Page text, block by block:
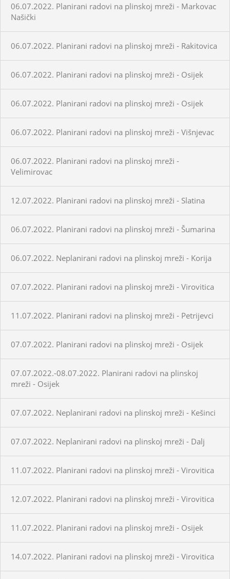
06.07.2022. Planirani radovi na plinskoj mreži - Markovac
Našički
06.07.2022. Planirani radovi na plinskoj mreži - Rakitovica
06.07.2022. Planirani radovi na plinskoj mreži - Osijek
06.07.2022. Planirani radovi na plinskoj mreži - Osijek
06.07.2022. Planirani radovi na plinskoj mreži - Višnjevac
06.07.2022. Planirani radovi na plinskoj mreži -
Velimirovac
12.07.2022. Planirani radovi na plinskoj mreži - Slatina
06.07.2022. Planirani radovi na plinskoj mreži - Šumarina
06.07.2022. Neplanirani radovi na plinskoj mreži - Korija
07.07.2022. Planirani radovi na plinskoj mreži - Virovitica
11.07.2022. Planirani radovi na plinskoj mreži - Petrijevci
07.07.2022. Planirani radovi na plinskoj mreži - Osijek
07.07.2022.-08.07.2022. Planirani radovi na plinskoj
mreži - Osijek
07.07.2022. Neplanirani radovi na plinskoj mreži - Kešinci
07.07.2022. Neplanirani radovi na plinskoj mreži - Dalj
11.07.2022. Planirani radovi na plinskoj mreži - Virovitica
12.07.2022. Planirani radovi na plinskoj mreži - Virovitica
11.07.2022. Planirani radovi na plinskoj mreži - Osijek
14.07.2022. Planirani radovi na plinskoj mreži - Virovitica